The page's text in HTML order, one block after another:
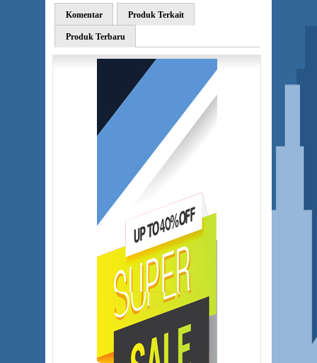
Komentar Produk Terkait
Produk Terbaru